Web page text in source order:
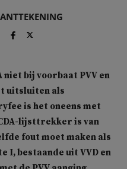
niet bij voorbaat PVV en
uitsluiten als
is het oneens met
lijsttrekker is van
fout moet maken als
I, bestaande uit VVD en